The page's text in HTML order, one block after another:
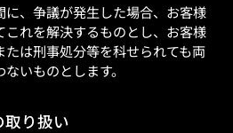
に、争議が発生した場合、お客様
これを解決するものとし、お客様
は刑事処分等を科せられても両
いものとします。
り扱い